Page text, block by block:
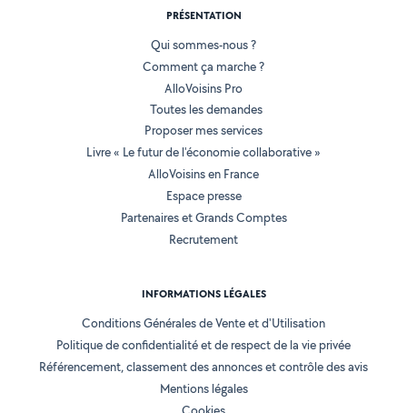
PRÉSENTATION
Qui sommes-nous ?
Comment ça marche ?
AlloVoisins Pro
Toutes les demandes
Proposer mes services
Livre « Le futur de l'économie collaborative »
AlloVoisins en France
Espace presse
Partenaires et Grands Comptes
Recrutement
INFORMATIONS LÉGALES
Conditions Générales de Vente et d'Utilisation
Politique de confidentialité et de respect de la vie privée
Référencement, classement des annonces et contrôle des avis
Mentions légales